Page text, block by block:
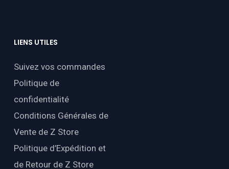
LIENS UTILES
Suivez vos commandes
Politique de
confidentialité
Conditions Générales de
Vente de Z Store
Politique d’Expédition et
de Retour de Z Store